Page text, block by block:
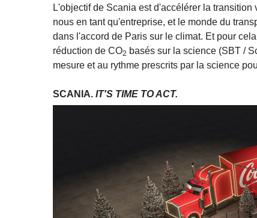
L'objectif de Scania est d'accélérer la
nous en tant qu'entreprise, et le monde du
dans l'accord de Paris sur le climat. Et pour
réduction de CO2 basés sur la science (SBT /
mesure et au rythme prescrits par la science
SCANIA. IT'S TIME TO ACT.